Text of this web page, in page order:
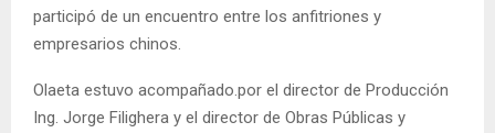
participó de un encuentro entre los anfitriones y
empresarios chinos.
Olaeta estuvo acompañado.por el director de Producción
Ing. Jorge Filighera y el director de Obras Públicas y